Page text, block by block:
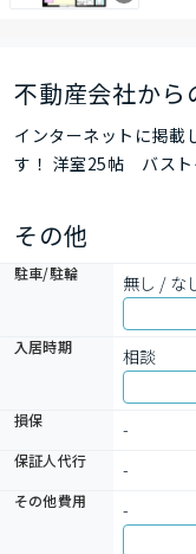
不動産会社から
インターネットに掲載
す！ 洋室25帖 バス
その他
駐車/駐輪 無し / な
入居時期
相談
損保
-
保証人代行 -
その他費用 -